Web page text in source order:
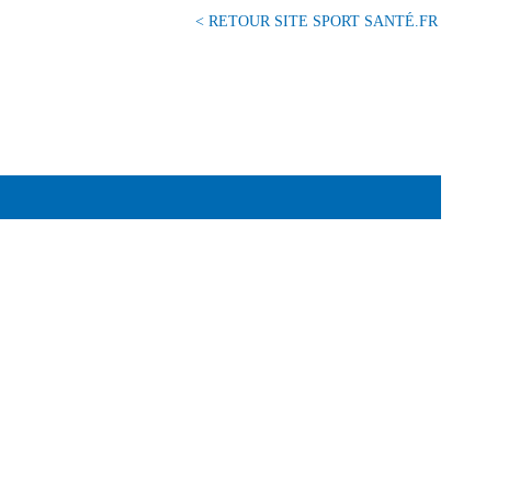
< RETOUR SITE SPORT SANTÉ.FR